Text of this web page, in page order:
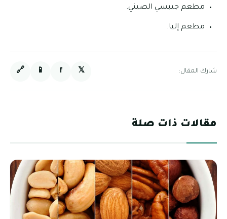
مطعم جيبسي الصيني.
مطعم إليا.
شارك المقال: 𝕏
f
📱
🔗
مقالات ذات صلة